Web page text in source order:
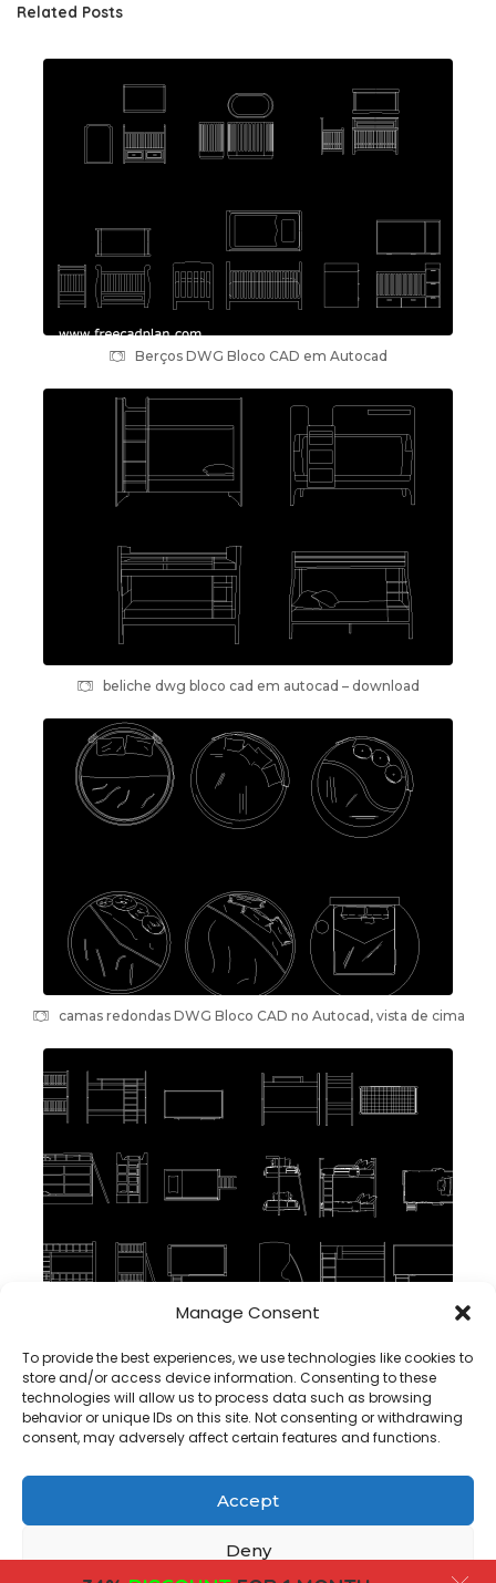
Manage Consent
To provide the best experiences, we use technologies like cookies to
store and/or access device information. Consenting to these
technologies will allow us to process data such as browsing
behavior or unique IDs on this site. Not consenting or withdrawing
consent, may adversely affect certain features and functions.
Accept
Deny
Related Posts
Berços DWG Bloco CAD em Autocad
beliche dwg bloco cad em autocad – download
camas redondas DWG Bloco CAD no Autocad, vista de cima
Copyright@ www.freecadplan.com
Privacy Policy-About Us-Contact-Cookies